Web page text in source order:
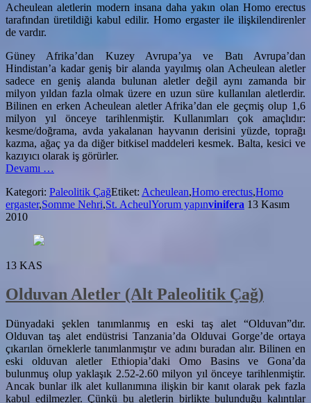
Acheulean aletlerin modern insana daha yakın olan Homo erectus
tarafından üretildiği kabul edilir. Homo ergaster ile ilişkilendirenler
de vardır.
Güney Afrika’dan Kuzey Avrupa’ya ve Batı Avrupa’dan
Hindistan’a kadar geniş bir alanda yayılmış olan Acheulean aletler
sadece en geniş alanda bulunan aletler değil aynı zamanda bir
milyon yıldan fazla olmak üzere en uzun süre kullanılan aletlerdir.
Bilinen en erken Acheulean aletler Afrika’dan ele geçmiş olup 1,6
milyon yıl önceye tarihlenmiştir. Kullanımları çok amaçlıdır:
kesme/doğrama, avda yakalanan hayvanın derisini yüzde, toprağı
kazma, ağaç ya da diğer bitkisel maddeleri kesmek. Balta, kesici ve
kazıyıcı olarak iş görürler.
Devamı
(Alt
Paleolitik
…
Kategori: Paleolitik ÇağEtiket: Acheulean,Homo erectus,Homo
ergaster,Somme Nehri,St. AcheulYorum yapınvinifera 13 Kasım
2010
13 KAS
Olduvan Aletler (Alt Paleolitik Çağ)
Dünyadaki şeklen tanımlanmış en eski taş alet “Olduvan”dır.
Olduvan taş alet endüstrisi Tanzania’da Olduvai Gorge’de ortaya
çıkarılan örneklerle tanımlanmıştır ve adını buradan alır. Bilinen en
eski olduvan aletler Ethiopia’daki Omo Basins ve Gona’da
bulunmuş olup yaklaşık 2.52-2.60 milyon yıl önceye tarihlenmiştir.
Ancak bunlar ilk alet kullanımına ilişkin bir kanıt olarak pek fazla
kabul edilmezler. Çünkü bu aletlerin birlikte bulunduğu kalıntılar